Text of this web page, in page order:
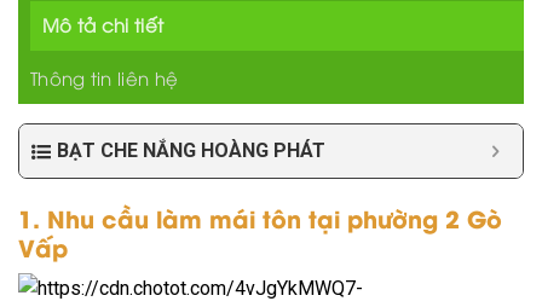
Mô tả chi tiết
Thông tin liên hệ
BẠT CHE NẮNG HOÀNG PHÁT
1. Nhu cầu làm mái tôn tại phường 2 Gò
Vấp